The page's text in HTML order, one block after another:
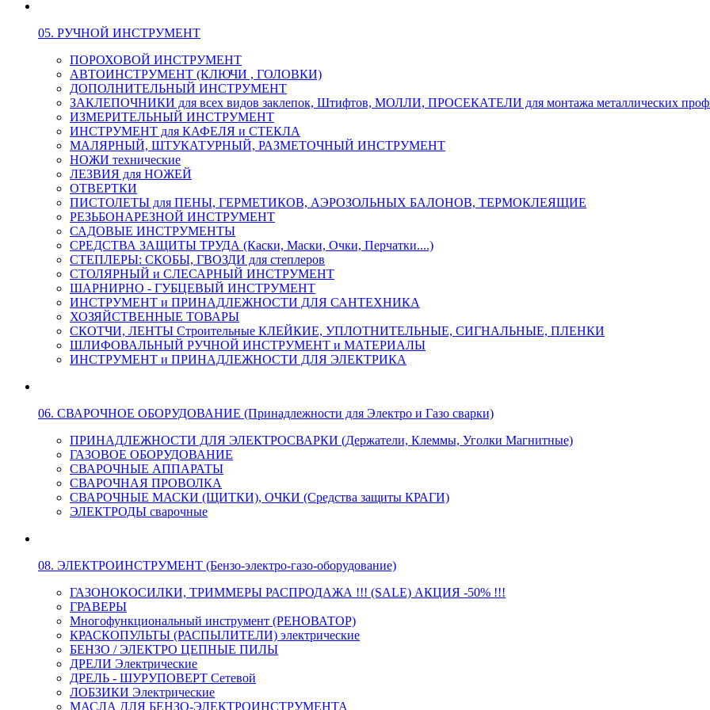
05. РУЧНОЙ ИНСТРУМЕНТ
ПОРОХОВОЙ ИНСТРУМЕНТ
АВТОИНСТРУМЕНТ (КЛЮЧИ , ГОЛОВКИ)
ДОПОЛНИТЕЛЬНЫЙ ИНСТРУМЕНТ
ЗАКЛЕПОЧНИКИ для всех видов заклепок, Штифтов, МОЛЛИ, ПРОСЕКАТЕЛИ для монтажа металлических
ИЗМЕРИТЕЛЬНЫЙ ИНСТРУМЕНТ
ИНСТРУМЕНТ для КАФЕЛЯ и СТЕКЛА
МАЛЯРНЫЙ, ШТУКАТУРНЫЙ, РАЗМЕТОЧНЫЙ ИНСТРУМЕНТ
НОЖИ технические
ЛЕЗВИЯ для НОЖЕЙ
ОТВЕРТКИ
ПИСТОЛЕТЫ для ПЕНЫ, ГЕРМЕТИКОВ, АЭРОЗОЛЬНЫХ БАЛОНОВ, ТЕРМОКЛЕЯЩИЕ
РЕЗЬБОНАРЕЗНОЙ ИНСТРУМЕНТ
САДОВЫЕ ИНСТРУМЕНТЫ
СРЕДСТВА ЗАЩИТЫ ТРУДА (Каски, Маски, Очки, Перчатки....)
СТЕПЛЕРЫ: СКОБЫ, ГВОЗДИ для степлеров
СТОЛЯРНЫЙ и СЛЕСАРНЫЙ ИНСТРУМЕНТ
ШАРНИРНО - ГУБЦЕВЫЙ ИНСТРУМЕНТ
ИНСТРУМЕНТ и ПРИНАДЛЕЖНОСТИ ДЛЯ САНТЕХНИКА
ХОЗЯЙСТВЕННЫЕ ТОВАРЫ
СКОТЧИ, ЛЕНТЫ Строительные КЛЕЙКИЕ, УПЛОТНИТЕЛЬНЫЕ, СИГНАЛЬНЫЕ, ПЛЕНКИ
ШЛИФОВАЛЬНЫЙ РУЧНОЙ ИНСТРУМЕНТ и МАТЕРИАЛЫ
ИНСТРУМЕНТ и ПРИНАДЛЕЖНОСТИ ДЛЯ ЭЛЕКТРИКА
06. СВАРОЧНОЕ ОБОРУДОВАНИЕ (Принадлежности для Электро и Газо сварки)
ПРИНАДЛЕЖНОСТИ ДЛЯ ЭЛЕКТРОСВАРКИ (Держатели, Клеммы, Уголки Магнитные)
ГАЗОВОЕ ОБОРУДОВАНИЕ
СВАРОЧНЫЕ АППАРАТЫ
СВАРОЧНАЯ ПРОВОЛКА
СВАРОЧНЫЕ МАСКИ (ЩИТКИ), ОЧКИ (Средства защиты КРАГИ)
ЭЛЕКТРОДЫ сварочные
08. ЭЛЕКТРОИНСТРУМЕНТ (Бензо-электро-газо-оборудование)
ГАЗОНОКОСИЛКИ, ТРИММЕРЫ РАСПРОДАЖА !!! (SALE) АКЦИЯ -50% !!!
ГРАВЕРЫ
Многофункциональный инструмент (РЕНОВАТОР)
КРАСКОПУЛЬТЫ (РАСПЫЛИТЕЛИ) электрические
БЕНЗО / ЭЛЕКТРО ЦЕПНЫЕ ПИЛЫ
ДРЕЛИ Электрические
ДРЕЛЬ - ШУРУПОВЕРТ Сетевой
ЛОБЗИКИ Электрические
МАСЛА ДЛЯ БЕНЗО-ЭЛЕКТРОИНСТРУМЕНТА